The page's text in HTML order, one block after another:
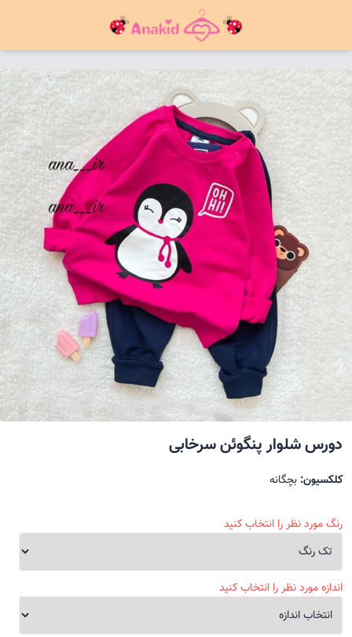
دورس شلوار پنگوئن سرخابی
کلکسیون: بچگانه
رنگ مورد نظر را انتخاب کنید
اندازه مورد نظر را انتخاب کنید